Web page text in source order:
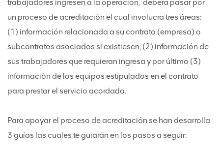
trabajadores ingresen a la operación, deberá pasar por
un proceso de acreditación el cual involucra tres áreas:
(1) información relacionada a su contrato (empresa) o
subcontratos asociados si existiesen, (2) información de
sus trabajadores que requieran ingresa y por último (3)
información de los equipos estipulados en el contrato
para prestar el servicio acordado.
Para apoyar el proceso de acreditación se han desarrolla
3 guías las cuales te guiarán en los pasos a seguir: